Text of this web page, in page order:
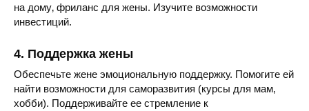
на дому‚ фриланс для жены. Изучите возможности
инвестиций.
4. Поддержка жены
Обеспечьте жене эмоциональную поддержку. Помогите ей
найти возможности для саморазвития (курсы для мам‚
хобби). Поддерживайте ее стремление к